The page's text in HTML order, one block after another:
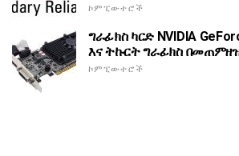
ኮምፒውተሮች
ግራፊክስ ካርድ NVIDIA
እና ትኩርት ግራፊክስ
ኮምፒውተሮች